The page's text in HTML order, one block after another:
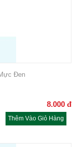
Đen
8.000 đ
Thêm Vào Giỏ Hàng